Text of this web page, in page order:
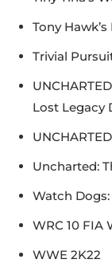
Tony Hawk’s
Trivial
Lost Legacy
Uncharted:
Watch Dogs:
WRC 10 FIA
WWE 2K22